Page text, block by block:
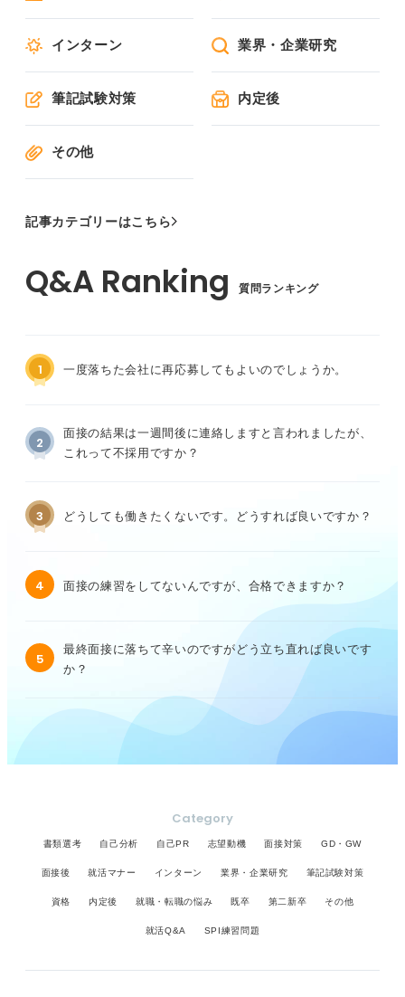
インターン 業界・企業研究
筆記試験対策 内定後
その他
記事カテゴリーはこちら
質問ランキング
1 一度落ちた会社に再応募してもよいのでしょうか。
2
面接の結果は一週間後に連絡しますと言われましたが、
これって不採用ですか？
3 どうしても働きたくないです。どうすれば良いですか？
4 面接の練習をしてないんですが、合格できますか？
5
最終面接に落ちて辛いのですがどう立ち直れば良いです
か？
Category
書類選考 自己分析 自己PR 志望動機 面接対策 GD・GW
面接後 就活マナー インターン 業界・企業研究 筆記試験対策
資格 内定後 就職・転職の悩み 既卒 第二新卒 その他
就活Q&A SPI練習問題